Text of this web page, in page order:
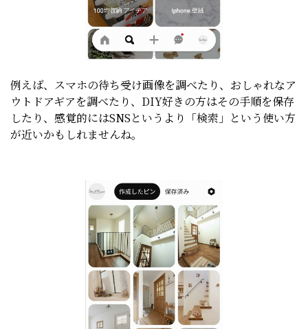
例えば、スマホの待ち受け画像を調べたり、おしゃれなア
ウトドアギアを調べたり、DIY好きの方はその手順を保存
したり、感覚的にはSNSというより「検索」という使い方
が近いかもしれませんね。